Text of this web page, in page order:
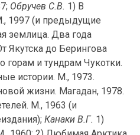
Обручев С.В. 1) В
1997 (и предыдущие
землица. Два года
Якутска до Берингова
горам и тундрам Чукотки.
истории. М., 1973.
жизни. Магадан, 1978.
М., 1963 (и
Канаки В.Г. 1)